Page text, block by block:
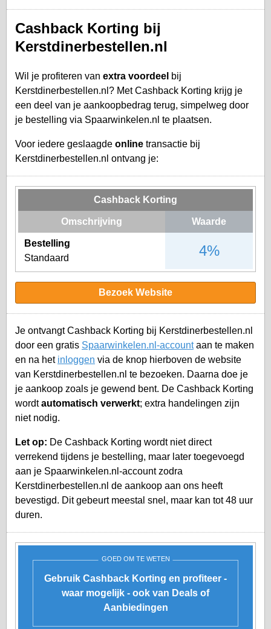
Cashback Korting bij
Kerstdinerbestellen.nl
Wil je profiteren van extra voordeel bij
Kerstdinerbestellen.nl? Met Cashback Korting krijg je
een deel van je aankoopbedrag terug, simpelweg door
je bestelling via Spaarwinkelen.nl te plaatsen.
Voor iedere geslaagde online transactie bij
Kerstdinerbestellen.nl ontvang je:
Cashback Korting
Omschrijving Waarde
Bestelling
Standaard
4%
Bezoek Website
Je ontvangt Cashback Korting bij Kerstdinerbestellen.nl
door een gratis Spaarwinkelen.nl-accountaan te maken
en na het inloggen via de knop hierboven de website
van Kerstdinerbestellen.nl te bezoeken. Daarna doe je
je aankoop zoals je gewend bent. De Cashback Korting
wordtautomatisch verwerkt; extra handelingen zijn
niet nodig.
Let op: De Cashback Korting wordt niet direct
verrekend tijdens je bestelling, maar later toegevoegd
aan je Spaarwinkelen.nl-accountzodra
Kerstdinerbestellen.nl de aankoop aan ons heeft
bevestigd. Dit gebeurt meestal snel, maar kan tot 48 uur
duren.
GOED OM TE WETEN
Gebruik Cashback Korting en profiteer -
waar mogelijk - ook van Deals of
Aanbiedingen